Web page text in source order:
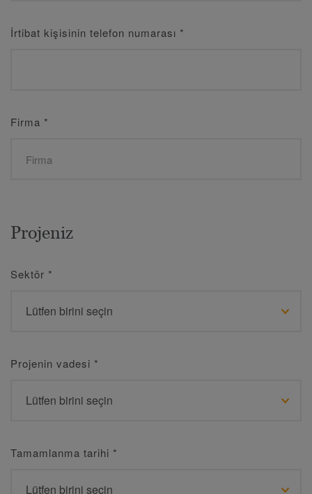
İrtibat kişisinin telefon numarası *
Firma *
Projeniz
Sektör *
Projenin vadesi *
Tamamlanma tarihi *